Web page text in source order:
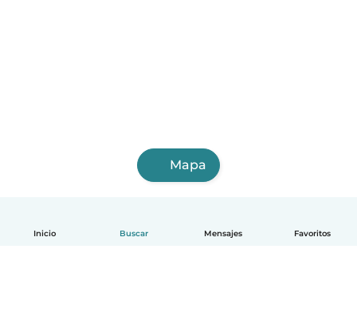
Inicio Buscar Mensajes Favoritos
Mapa